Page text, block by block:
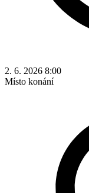
2. 6. 2026 8:00
Místo konání